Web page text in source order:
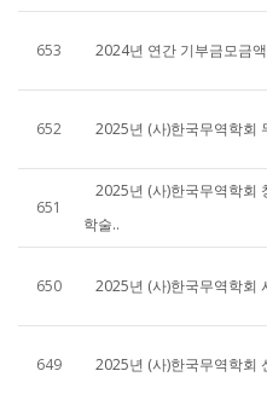
653 2024년 연간 기부금모금
652 2025년 (사)한국무역학회
651
2025년 (사)한국무역학회
학술..
650 2025년 (사)한국무역학회
649 2025년 (사)한국무역학회